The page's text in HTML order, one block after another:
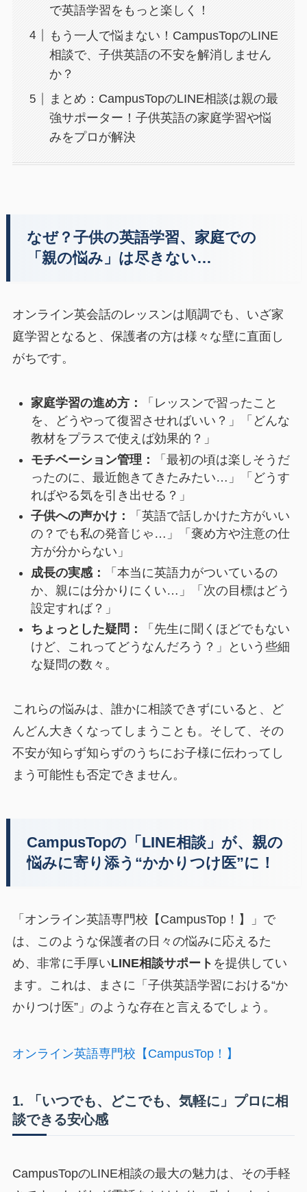
で英語学習をもっと楽しく！
もう一人で悩まない！CampusTopのLINE
相談で、子供英語の不安を解消しません
か？
まとめ：CampusTopのLINE相談は親の最
強サポーター！子供英語の家庭学習や悩
みをプロが解決
なぜ？子供の英語学習、家庭での
「親の悩み」は尽きない…
オンライン英会話のレッスンは順調でも、いざ家
庭学習となると、保護者の方は様々な壁に直面し
がちです。
家庭学習の進め方：
「レッスンで習ったこと
を、どうやって復習させればいい？」「どんな
教材をプラスで使えば効果的？」
モチベーション管理：
「最初の頃は楽しそうだ
ったのに、最近飽きてきたみたい…」「どうす
ればやる気を引き出せる？」
子供への声かけ：
「英語で話しかけた方がいい
の？でも私の発音じゃ…」「褒め方や注意の仕
方が分からない」
成長の実感：
「本当に英語力がついているの
か、親には分かりにくい…」「次の目標はどう
設定すれば？」
ちょっとした疑問：
「先生に聞くほどでもない
けど、これってどうなんだろう？」という些細
な疑問の数々。
これらの悩みは、誰かに相談できずにいると、ど
んどん大きくなってしまうことも。そして、その
不安が知らず知らずのうちにお子様に伝わってし
まう可能性も否定できません。
CampusTopの「LINE相談」が、親の
悩みに寄り添う“かかりつけ医”に！
「オンライン英語専門校【CampusTop！】」で
は、このような保護者の日々の悩みに応えるた
め、非常に手厚いLINE相談サポート を提供してい
ます。これは、まさに「子供英語学習における“か
かりつけ医”」のような存在と言えるでしょう。
オンライン英語専門校【CampusTop！】
1. 「いつでも、どこでも、気軽に」プロに相
談できる安心感
CampusTopのLINE相談の最大の魅力は、その手軽